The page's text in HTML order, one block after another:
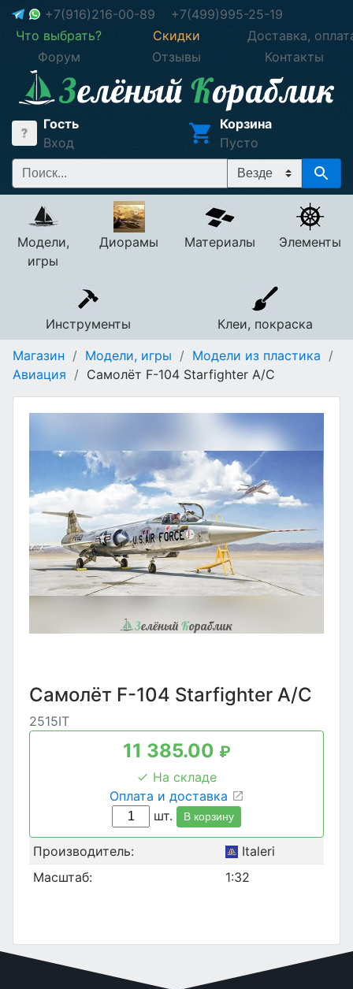
+7(916)216-00-89
+7(499)995-25-19
Что выбрать?
Скидки
Доставка,
Форум
Отзывы Контакты
Гость
Вход
Корзина
Пусто
Модели,
игры
Диорамы Материалы Элементы
Инструменты
Клеи, покраска
Магазин / Модели, игры / Модели из пластика /
Авиация / Самолёт F-104 Starfighter A/C
Самолёт F-104 Starfighter A/C
2515IT
11 385.00 ₽
На складе
Оплата и доставка
шт.
В корзину
Производитель:
Italeri
Масштаб:
1:32